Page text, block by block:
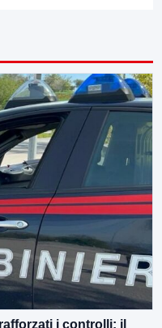
i controlli: il